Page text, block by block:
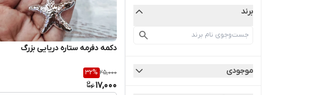
برند
موجودی
دکمه دفرمه ستاره دریایی بزرگ
25,000
32%
17,000